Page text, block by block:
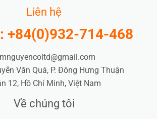
Liên hệ
+84(0)932-714-468
Văn Quá, P. Đông Hưng Thuận
12, Hồ Chí Minh, Việt Nam
Về chúng tôi